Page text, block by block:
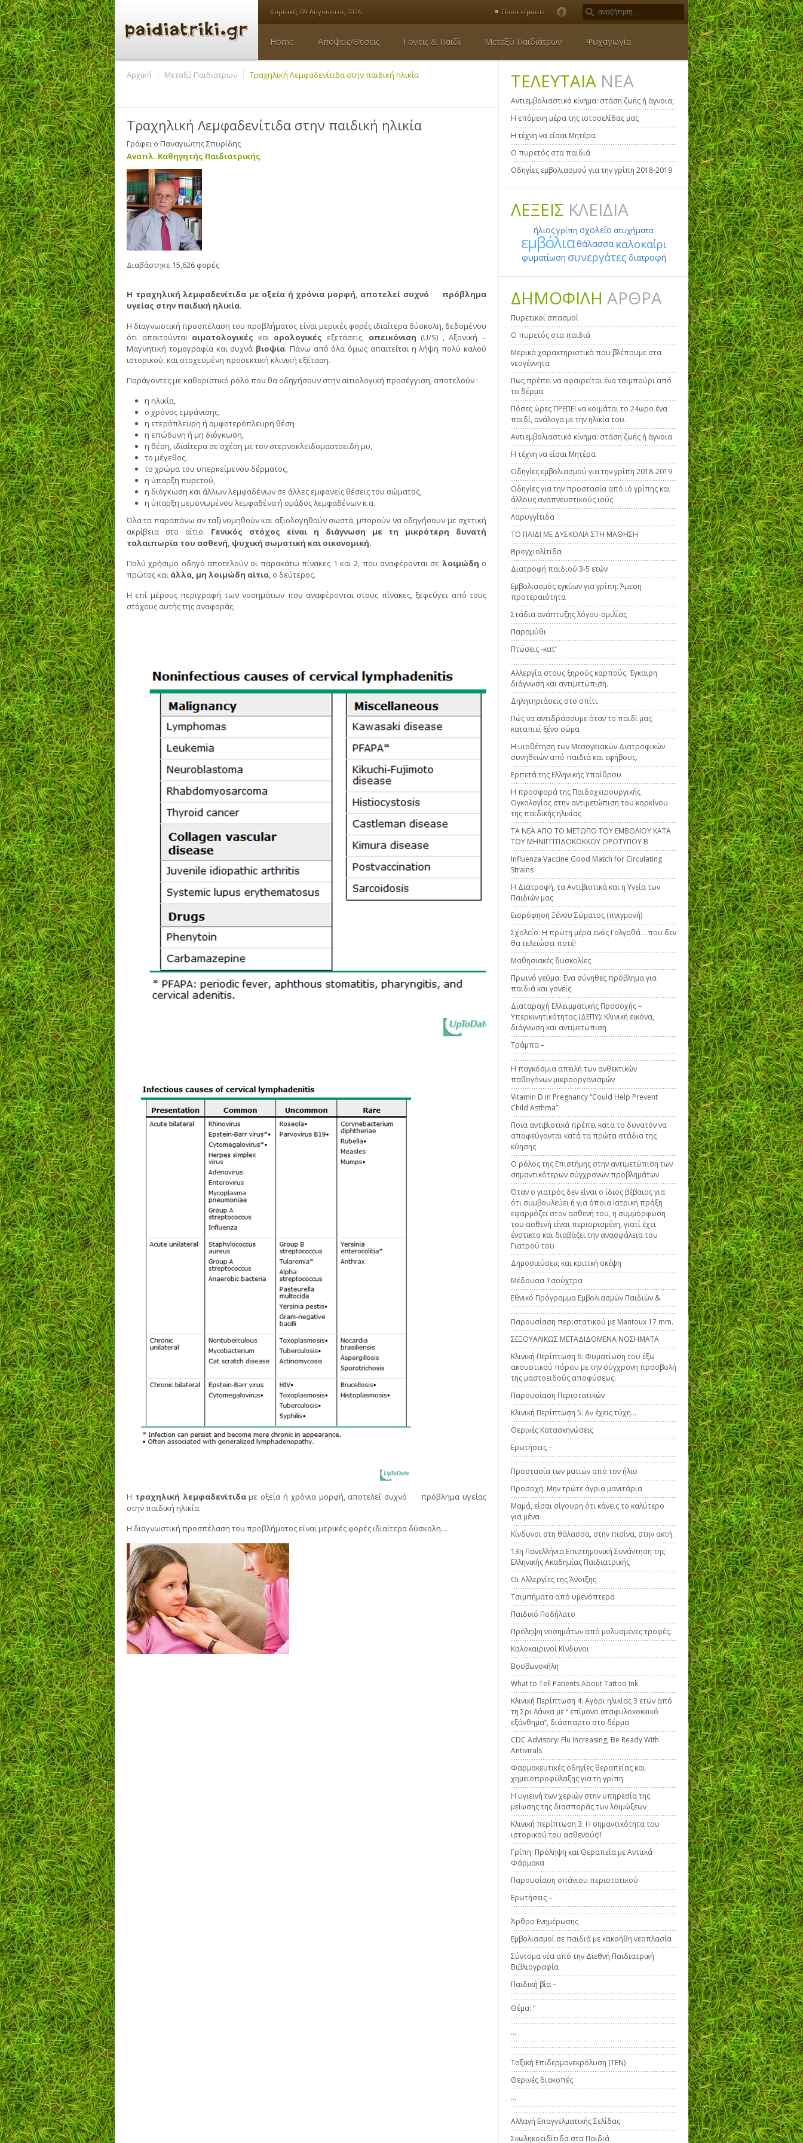
Κυριακή, 09 Αύγουστος 2026 Ποιοι είμαστε
Home Απόψεις/Θέσεις Γονείς & Παιδί Μεταξύ Παιδιάτρων Ψυχαγωγία
Αρχική Μεταξύ Παιδιάτρων Τραχηλική Λεμφαδενίτιδα στην παιδική ηλικία
Τραχηλική Λεμφαδενίτιδα στην παιδική ηλικία
Γράφει ο Παναγιώτης Σπυρίδης
Αναπλ. Καθηγητής Παιδιατρικής
Διαβάστηκε 15,626 φορές
Η τραχηλική λεμφαδενίτιδα με οξεία ή χρόνια μορφή, αποτελεί συχνό πρόβλημα
υγείας στην παιδική ηλικία.
Η διαγνωστική προσπέλαση του προβλήματος είναι μερικές φορές ιδιαίτερα δύσκολη, δεδομένου
ότι απαιτούνται αιματολογικές και ορολογικές εξετάσεις, απεικόνιση (U/S) , Αξονική –
Μαγνητική τομογραφία και συχνά βιοψία. Πάνω από όλα όμως απαιτείται η λήψη πολύ καλού
ιστορικού, και στοχευμένη προσεκτική κλινική εξέταση.
Παράγοντες με καθοριστικό ρόλο που θα οδηγήσουν στην αιτιολογική προσέγγιση, αποτελούν :
η ηλικία,
ο χρόνος εμφάνισης,
η ετερόπλευρη ή αμφοτερόπλευρη θέση
η επώδυνη ή μη διόγκωση,
η θέση, ιδιαίτερα σε σχέση με τον στερνοκλειδομαστοειδή μυ,
το μέγεθος,
το χρώμα του υπερκείμενου δέρματος,
η ύπαρξη πυρετού,
η διόγκωση και άλλων λεμφαδένων σε άλλες εμφανείς θέσεις του σώματος,
η ύπαρξη μεμονωμένου λεμφαδένα ή ομάδος λεμφαδένων κ.α.
Όλα τα παραπάνω αν ταξινομηθούν και αξιολογηθούν σωστά, μπορούν να οδηγήσουν με σχετική
ακρίβεια στο αίτιο. Γενικός στόχος είναι η διάγνωση με τη μικρότερη δυνατή
ταλαιπωρία του ασθενή, ψυχική σωματική και οικονομική.
Πολύ χρήσιμο οδηγό αποτελούν οι παρακάτω πίνακες 1 και 2, που αναφέρονται σε λοιμώδη ο
πρώτος και άλλα, μη λοιμώδη αίτια, ο δεύτερος.
Η επί μέρους περιγραφή των νοσημάτων που αναφέρονται στους πίνακες, ξεφεύγει από τους
στόχους αυτής της αναφοράς.
Η τραχηλική λεμφαδενίτιδαμε οξεία ή χρόνια μορφή, αποτελεί συχνό πρόβλημα υγείας
στην παιδική ηλικία.
Η διαγνωστική προσπέλαση του προβλήματος είναι μερικές φορές ιδιαίτερα δύσκολη…
ΤΕΛΕΥΤΑΙΑ ΝΕΑ
Αντιεμβολιαστικό κίνημα: στάση ζωής ή άγνοια;
Η επόμενη μέρα της ιστοσελίδας μας
Η τέχνη να είσαι Μητέρα
Ο πυρετός στα παιδιά
Οδηγίες εμβολιασμού για την γρίπη 2018-2019
ΛΕΞΕΙΣ ΚΛΕΙΔΙΑ
ήλιοςγρίπη σχολείο ατυχήματα
εμβόλιαθάλασσα καλοκαίρι
φυματίωση συνεργάτες διατροφή
ΔΗΜΟΦΙΛΗ ΑΡΘΡΑ
Πυρετικοί σπασμοί
Ο πυρετός στα παιδιά
Μερικά χαρακτηριστικά που βλέπουμε στα
νεογέννητα
Πως πρέπει να αφαιρείται ένα τσιμπούρι από
το δέρμα.
Πόσες ώρες ΠΡΕΠΕΙ να κοιμάται το 24ωρο ένα
παιδί, ανάλογα με την ηλικία του.
Αντιεμβολιαστικό κίνημα: στάση ζωής ή άγνοια
Η τέχνη να είσαι Μητέρα
Οδηγίες εμβολιασμού για την γρίπη 2018-2019
Οδηγίες για την προστασία από ιό γρίπης και
άλλους αναπνευστικούς ιούς
Λαρυγγίτιδα
ΤΟ ΠΑΙΔΙ ΜΕ ΔΥΣΚΟΛΙΑ ΣΤΗ ΜΑΘΗΣΗ
Βρογχιολίτιδα
Διατροφή παιδιού 3-5 ετών
Εμβολιασμός εγκύων για γρίπη: Άμεση
προτεραιότητα
Στάδια ανάπτυξης λόγου-ομιλίας
Παραμύθι
Πτώσεις -κατ’
Αλλεργία στους ξηρούς καρπούς. Έγκαιρη
διάγνωση και αντιμετώπιση.
Δηλητηριάσεις στο σπίτι
Πώς να αντιδράσουμε όταν το παιδί μας
καταπιεί ξένο σώμα
Η υιοθέτηση των Μεσογειακών Διατροφικών
συνηθειών από παιδιά και εφήβους.
Ερπετά της Ελληνικής Υπαίθρου
Η προσφορά της Παιδοχειρουργικής
Ογκολογίας στην αντιμετώπιση του καρκίνου
της παιδικής ηλικίας
ΤΑ ΝΕΑ ΑΠΟ ΤΟ ΜΕΤΩΠΟ ΤΟΥ ΕΜΒΟΛΙΟΥ ΚΑΤΑ
ΤΟΥ ΜΗΝΙΓΓΙΤΙΔΟΚΟΚΚΟΥ ΟΡΟΤΥΠΟΥ Β
Influenza Vaccine Good Match for Circulating
Strains
H Διατροφή, τα Αντιβιοτικά και η Υγεία των
Παιδιών μας
Εισρόφηση Ξένου Σώματος (πνιγμονή)
Σχολείο: Η πρώτη μέρα ενός Γολγοθά …που δεν
θα τελειώσει ποτέ!
Μαθησιακές δυσκολίες
Πρωινό γεύμα: Ένα σύνηθες πρόβλημα για
παιδιά και γονείς
Διαταραχή Ελλειμματικής Προσοχής –
Υπερκινητικότητας (ΔΕΠΥ): Κλινική εικόνα,
διάγνωση και αντιμετώπιση
Τράμπα –
Η παγκόσμια απειλή των ανθεκτικών
παθογόνων μικροοργανισμών
Vitamin D in Pregnancy “Could Help Prevent
Child Asthma”
Ποια αντιβιοτικά πρέπει κατα το δυνατόν να
αποφεύγονται κατά τα πρώτα στάδια της
κύησης
Ο ρόλος της Επιστήμης στην αντιμετώπιση των
σημαντικότερων σύγχρονων προβλημάτων
Όταν ο γιατρός δεν είναι ο ίδιος βέβαιος για
ότι συμβουλεύει ή για όποια Ιατρική πράξη
εφαρμόζει στον ασθενή του, η συμμόρφωση
του ασθενή είναι περιορισμένη, γιατί έχει
ένστικτο και διαβάζει την ανασφάλεια του
Γιατρού του
Δημοσιεύσεις και κριτική σκέψη
Μέδουσα-Τσούχτρα
Εθνικό Πρόγραμμα Εμβολιασμών Παιδιών &
Παρουσίαση περιστατικού με Mantoux 17 mm.
ΣΕΞΟΥΑΛΙΚΩΣ ΜΕΤΑΔΙΔΟΜΕΝΑ ΝΟΣΗΜΑΤΑ
Κλινική Περίπτωση 6: Φυματίωση του έξω
ακουστικού πόρου με την σύγχρονη προσβολή
της μαστοειδούς αποφύσεως.
Παρουσίαση Περιστατικών
Κλινική Περίπτωση 5: Αν έχεις τύχη…
Θερινές Κατασκηνώσεις
Ερωτήσεις –
Προστασία των ματιών από τον ήλιο
Προσοχή: Μην τρώτε άγρια μανιτάρια
Μαμά, είσαι σίγουρη ότι κάνεις το καλύτερο
για μένα
Κίνδυνοι στη θάλασσα, στην πισίνα, στην ακτή.
13η Πανελλήνια Επιστημονική Συνάντηση της
Ελληνικής Ακαδημίας Παιδιατρικής
Οι Αλλεργίες της Άνοιξης
Τσιμπήματα από υμενόπτερα
Παιδικό Ποδήλατο
Πρόληψη νοσημάτων από μολυσμένες τροφές.
Καλοκαιρινοί Κίνδυνοι
Βουβωνοκήλη
What to Tell Patients About Tattoo Ink
Κλινική Περίπτωση 4: Αγόρι ηλικίας 3 ετών από
τη Σρι Λάνκα με “ επίμονο σταφυλοκοκκικό
εξάνθημα”, διάσπαρτο στο δέρμα
CDC Advisory: Flu Increasing, Be Ready With
Antivirals
Φαρμακευτικές οδηγίες θεραπείας και
χημειοπροφύλαξης για τη γρίπη
Η υγιεινή των χεριών στην υπηρεσία της
μείωσης της διασποράς των λοιμώξεων
Κλινική περίπτωση 3: Η σημαντικότητα του
ιστορικού του ασθενούς!!
Γρίπη: Πρόληψη και Θεραπεία με Αντιικά
Φάρμακα
Παρουσίαση σπάνιου περιστατικού
Ερωτήσεις –
Άρθρο Ενημέρωσης
Εμβολιασμοί σε παιδιά με κακοήθη νεοπλασία
Σύντομα νέα από την Διεθνή Παιδιατρική
Βιβλιογραφία
Παιδική βία –
Θέμα: “
…
Τοξική Επιδερμονεκρόλυση (ΤΕΝ)
Θερινές διακοπές
…
Αλλαγή Επαγγελματικής Σελίδας
Σκωληκοειδίτιδα στα Παιδιά